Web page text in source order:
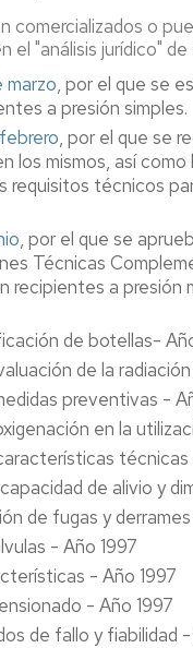
comercializados o
el "análisis jurídico"
marzo, por el que se
a presión simples.
, por el que se
los mismos, así
técnicos
, por el que se
Técnicas
recipientes a presión
de botellas-
de la
preventivas -
en la
de alivio y
de fugas y
- Año 1997
- Año 1997
- Año 1997
de fallo y fiabilidad